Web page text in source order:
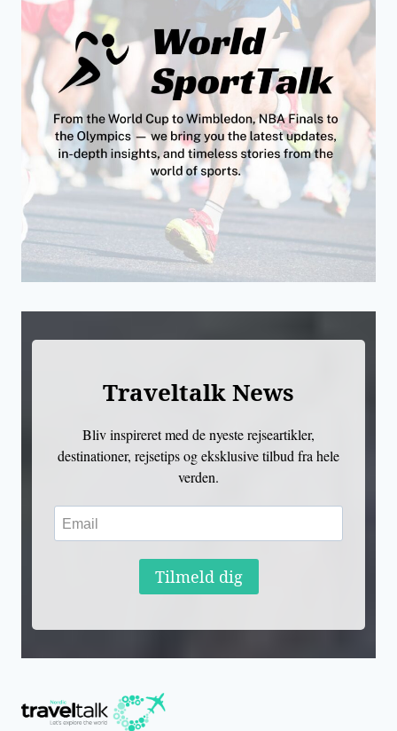
Traveltalk News
Bliv inspireret med de nyeste rejseartikler,
destinationer, rejsetips og eksklusive tilbud fra hele
verden.
Tilmeld dig